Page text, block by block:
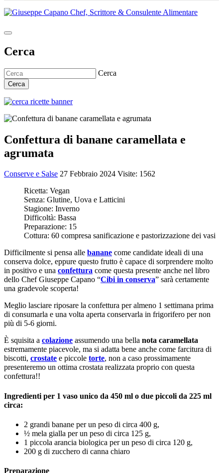
Cerca
Cerca
Cerca
Confettura di banane caramellata e
agrumata
Conserve e Salse 27 Febbraio 2024 Visite: 1562
Ricetta: Vegan
Senza: Glutine, Uova e Latticini
Stagione: Inverno
Difficoltà: Bassa
Preparazione: 15
Cottura: 60 compresa sanificazione e pastorizzazione dei vasi
Difficilmente si pensa alle banane come candidate ideali di una
conserva dolce, eppure questo frutto è capace di sorprendere molto
in positivo e una confettura come questa presente anche nel libro
dello Chef Giuseppe Capano “Cibi in conserva” sarà certamente
una gradevole scoperta!
Meglio lasciare riposare la confettura per almeno 1 settimana prima
di consumarla e una volta aperta conservarla in frigorifero per non
più di 5-6 giorni.
È squisita a colazione assumendo una bella nota caramellata
estremamente piacevole, ma si adatta bene anche come farcitura di
biscotti, crostate e piccole torte, non a caso prossimamente
presenteremo un ottima crostata realizzata proprio con questa
confettura!!
Ingredienti per 1 vaso unico da 450 ml o due piccoli da 225 ml
circa:
2 grandi banane per un peso di circa 400 g,
½ mela gialla per un peso di circa 125 g,
1 piccola arancia biologica per un peso di circa 120 g,
200 g di zucchero di canna chiaro
Preparazione